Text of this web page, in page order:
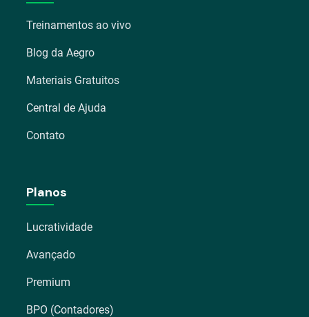
Treinamentos ao vivo
Blog da Aegro
Materiais Gratuitos
Central de Ajuda
Contato
Planos
Lucratividade
Avançado
Premium
BPO (Contadores)